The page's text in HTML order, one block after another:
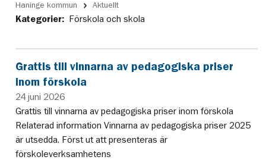
Haninge kommun Aktuellt
Kategorier: Förskola och skola
Grattis till vinnarna av pedagogiska priser
inom förskola
24 juni 2026
Grattis till vinnarna av pedagogiska priser inom förskola
Relaterad information Vinnarna av pedagogiska priser 2025
är utsedda. Först ut att presenteras är
förskoleverksamhetens